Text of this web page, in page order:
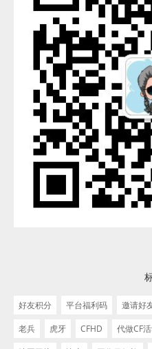
好友积分 平台福利码 邀请好
老兵
虎牙 CFHD
代做CF